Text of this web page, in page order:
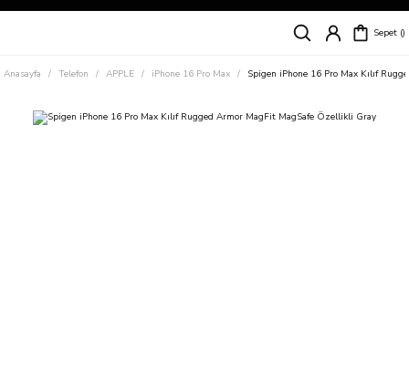
Siparişleriniz
Süper İndirimli Fiyatlar
Sepet
Anasayfa Telefon APPLE iPhone 16 Pro Max Spigen iPhone 16 Pro Max Kılıf